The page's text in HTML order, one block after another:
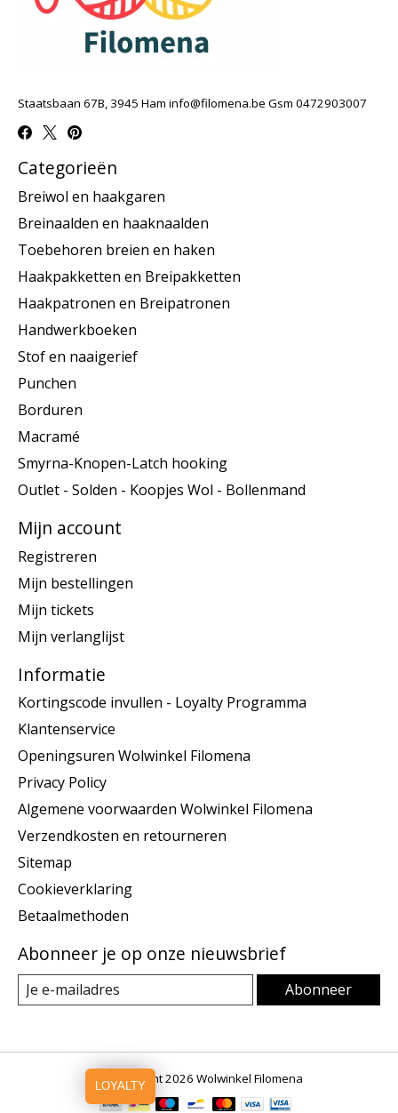
Staatsbaan 67B, 3945 Ham info@filomena.be Gsm 0472903007
Categorieën
Breiwol en haakgaren
Breinaalden en haaknaalden
Toebehoren breien en haken
Haakpakketten en Breipakketten
Haakpatronen en Breipatronen
Handwerkboeken
Stof en naaigerief
Punchen
Borduren
Macramé
Smyrna-Knopen-Latch hooking
Outlet - Solden - Koopjes Wol - Bollenmand
Mijn account
Registreren
Mijn bestellingen
Mijn tickets
Mijn verlanglijst
Informatie
Kortingscode invullen - Loyalty Programma
Klantenservice
Openingsuren Wolwinkel Filomena
Privacy Policy
Algemene voorwaarden Wolwinkel Filomena
Verzendkosten en retourneren
Sitemap
Cookieverklaring
Betaalmethoden
Abonneer je op onze nieuwsbrief
Abonneer
© Copyright 2026 Wolwinkel Filomena
LOYALTY